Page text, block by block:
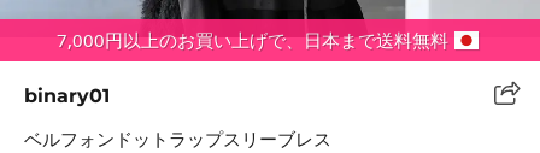
7,000円以上のお買い上げで、日本まで送料無料
binary01
ベルフォンドットラップスリーブレス